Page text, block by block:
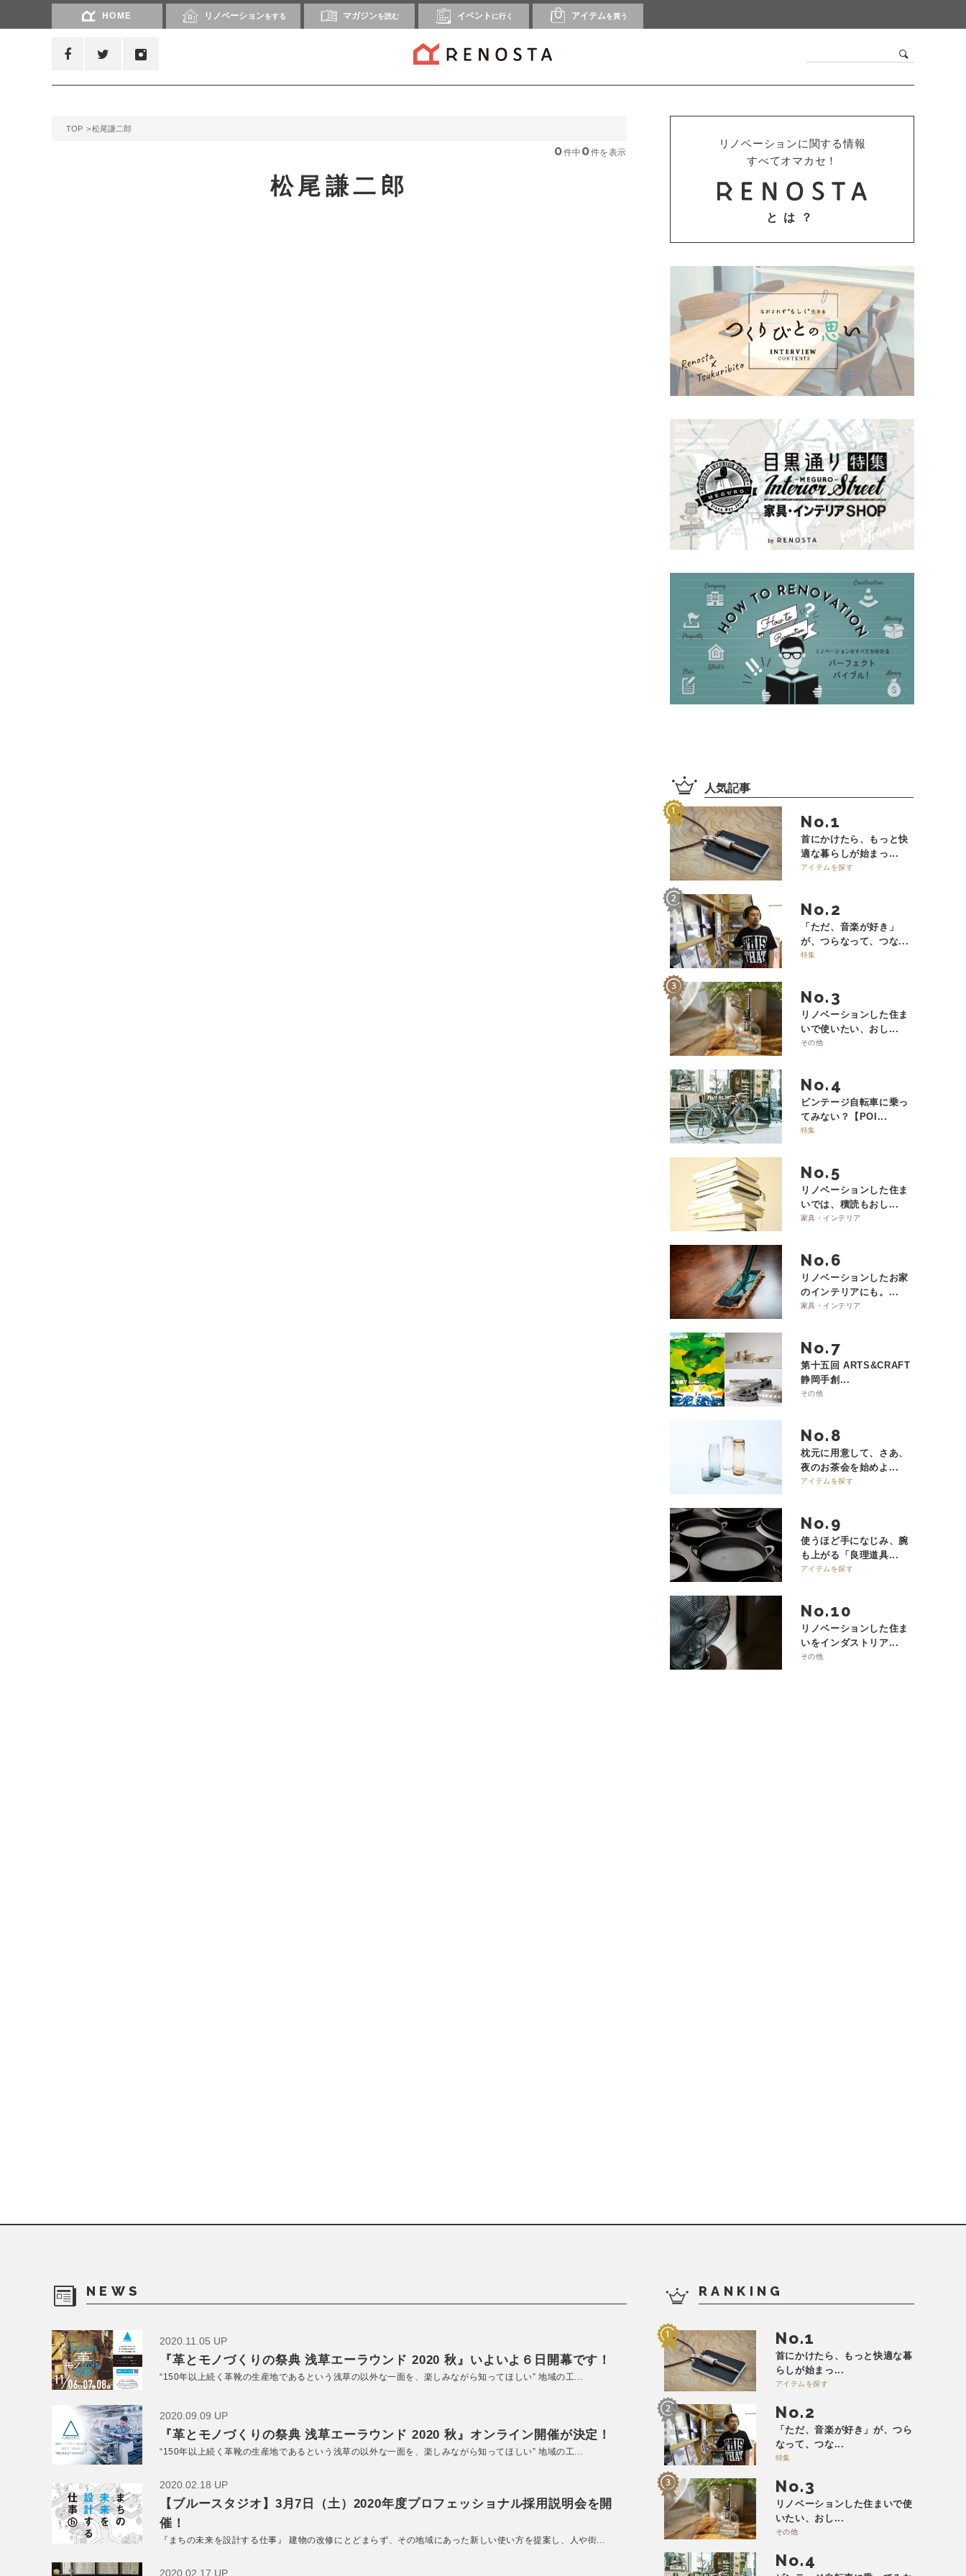
HOME リノベーションをする マガジンを読む イベント に行く アイテムを買う
TOP 松尾謙二郎
0件中 0件を表示
松尾謙二郎
リノベーションに関する情報
すべてオマカセ！
とは？
人気記事
No.
首にかけたら、もっと快
適な暮らしが始まっ...
アイテムを探す
No.
「ただ、音楽が好き」
が、つらなって、つな...
特集
No.
リノベーションした住ま
いで使いたい、おし...
その他
No.
ビンテージ自転車に乗っ
てみない？【POI...
特集
No.
リノベーションした住ま
いでは、積読もおし...
家具・インテリア
No.
リノベーションしたお家
のインテリアにも。...
家具・インテリア
No.
第十五回 ARTS&CRAFT
静岡手創...
その他
No.
枕元に用意して、さあ、
夜のお茶会を始めよ...
アイテムを探す
No.
使うほど手になじみ、腕
も上がる「良理道具...
アイテムを探す
No.
リノベーションした住ま
いをインダストリア...
その他
NEWS
2020.11.05 UP
『革とモノづくりの祭典 浅草エーラウンド 2020 秋』いよいよ６日開幕です！
“150年以上続く革靴の生産地であるという浅草の以外な一面を、楽しみながら知ってほしい” 地域の工...
2020.09.09 UP
『革とモノづくりの祭典 浅草エーラウンド 2020 秋』オンライン開催が決定！
“150年以上続く革靴の生産地であるという浅草の以外な一面を、楽しみながら知ってほしい” 地域の工...
2020.02.18 UP
【ブルースタジオ】3月7日（土）2020年度プロフェッショナル採用説明会を開
催！
『まちの未来を設計する仕事』 建物の改修にとどまらず、その地域にあった新しい使い方を提案し、人や街...
2020.02.17 UP
RANKING
No.
首にかけたら、もっと快適な暮
らしが始まっ...
アイテムを探す
No.
「ただ、音楽が好き」が、つら
なって、つな...
特集
No.
リノベーションした住まいで使
いたい、おし...
その他
No.